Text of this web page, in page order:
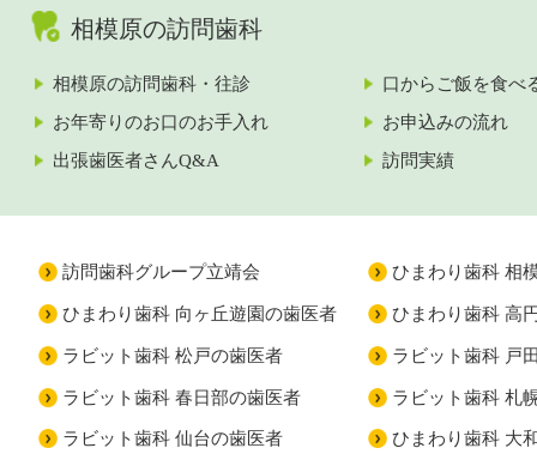
相模原の訪問歯科
相模原の訪問歯科・往診
口からご飯を食べ
お年寄りのお口のお手入れ
お申込みの流れ
出張歯医者さんQ&A
訪問実績
訪問歯科グループ立靖会 ひまわり歯科 相
ひまわり歯科 向ヶ丘遊園の歯医者 ひまわり歯科 高
ラビット歯科 松戸の歯医者 ラビット歯科 戸
ラビット歯科 春日部の歯医者 ラビット歯科 札
ラビット歯科 仙台の歯医者 ひまわり歯科 大